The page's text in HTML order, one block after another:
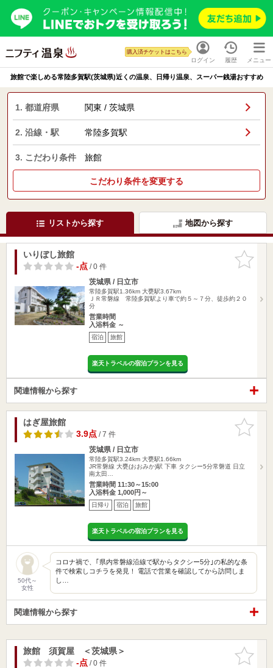
ログイン
購入済チケットはこちら
履歴 メニュー
旅館で楽しめる常陸多賀駅(茨城県)近くの温泉、日帰り温泉、スーパー銭湯おすすめ
1. 都道府県 関東 / 茨城県
2. 沿線・駅 常陸多賀駅
3. こだわり条件 旅館
こだわり条件を変更する
リストから探す 地図から探す
お気に入
りに追加
いりぼし旅館
-点/ 0 件
茨城県 / 日立市
常陸多賀駅1.36km 大甕駅3.67km
ＪＲ常磐線 常陸多賀駅より車で約５～７分、徒歩約２０
分
営業時間
入浴料金 ～
宿泊 旅館
楽天トラベルの宿泊プランを見る
関連情報から探す
お気に入
りに追加
はぎ屋旅館
3.9点/ 7 件
茨城県 / 日立市
常陸多賀駅3.24km 大甕駅1.66km
JR常磐線 大甕(おおみか)駅 下車 タクシー5分常磐道 日立
南太田…
営業時間 11:30～15:00
入浴料金 1,000円～
日帰り 宿泊 旅館
楽天トラベルの宿泊プランを見る
50代～
女性
コロナ禍で、｢県内常磐線沿線で駅からタクシー5分｣の私的な条
件で検索しコチラを発見！ 電話で営業を確認してから訪問しま
し…
関連情報から探す
お気に入
りに追加
旅館 須賀屋 ＜茨城県＞
-点/ 0 件